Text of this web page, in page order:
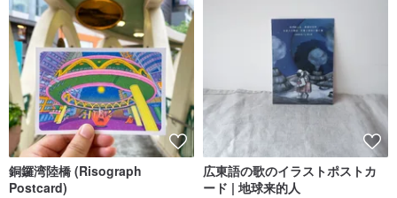
銅鑼湾陸橋 (Risograph
Postcard)
広東語の歌のイラストポストカ
ード | 地球来的人